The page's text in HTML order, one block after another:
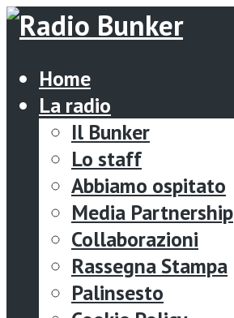
Home
La radio
Il Bunker
Lo staff
Abbiamo ospitato
Media Partnership
Collaborazioni
Rassegna Stampa
Palinsesto